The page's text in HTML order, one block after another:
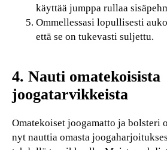
käyttää jumppa rullaa
Ommellessasi lopullisesti
että se on tukevasti suljettu.
4. Nauti omatekoisista
joogatarvikkeista
Omatekoiset joogamatto ja bolsteri
nyt nauttia omasta